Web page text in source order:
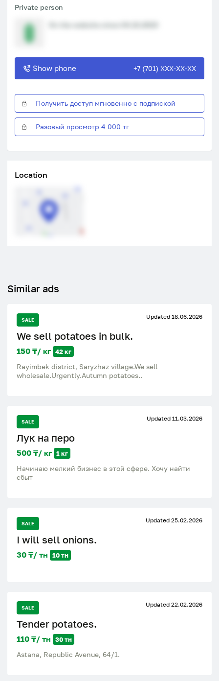
Private person
Show phone +7 (701) XXX-XX-XX
Получить доступ мгновенно с подпиской
Разовый просмотр 4 000 тг
Location
Similar ads
SALE Updated 18.06.2026
We sell potatoes in bulk.
150 ₸/ кг 42 кг
Rayimbek district, Saryzhaz village.We sell
wholesale.Urgently.Autumn potatoes..
SALE Updated 11.03.2026
Лук на перо
500 ₸/ кг 1 кг
Начинаю мелкий бизнес в этой сфере. Хочу найти
сбыт
SALE Updated 25.02.2026
I will sell onions.
30 ₸/ тн 10 тн
SALE Updated 22.02.2026
Tender potatoes.
110 ₸/ тн 30 тн
Astana, Republic Avenue, 64/1.